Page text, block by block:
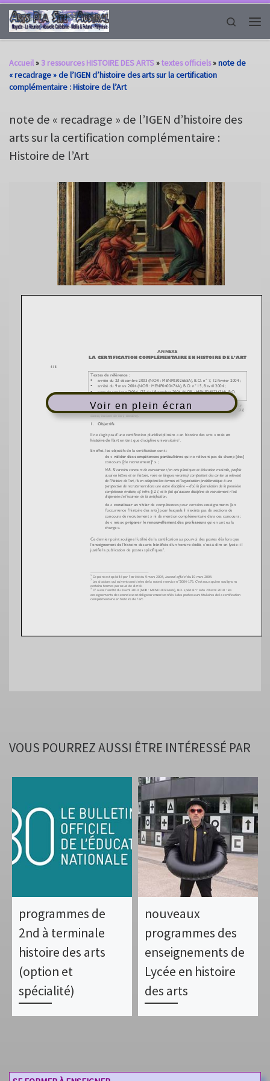
Passer au contenu
Search
Accueil»3 ressources HISTOIRE DES ARTS»textes officiels»note de
« recadrage » de l’IGEN d’histoire des arts sur la certification
complémentaire : Histoire de l’Art
note de « recadrage » de l’IGEN d’histoire des
arts sur la certification complémentaire :
Histoire de l’Art
Voir en plein écran
VOUS POURREZ AUSSI ÊTRE INTÉRESSÉ PAR
programmes de
2nd à terminale
histoire des arts
(option et
spécialité)
nouveaux
programmes des
enseignements de
Lycée en histoire
des arts